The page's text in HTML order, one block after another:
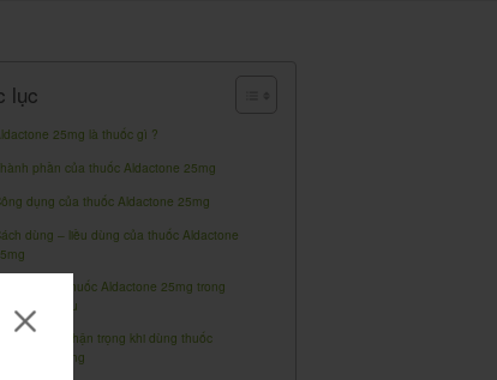
lục
25mg là thuốc gì ?
phần của thuốc Aldactone 25mg
dụng của thuốc Aldactone 25mg
dùng – liều dùng của thuốc Aldactone
Không dùng thuốc Aldactone 25mg trong
trường hợp sau
Cảnh báo và thận trọng khi dùng thuốc
Aldactone 25mg